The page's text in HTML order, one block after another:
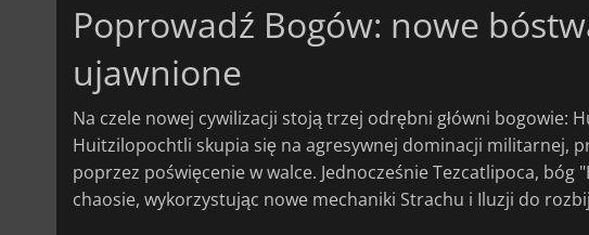
Poprowadź Bogów: nowe
ujawnione
Na czele nowej cywilizacji stoją trzej odrębni główni bogowie:
Huitzilopochtli skupia się na agresywnej dominacji militarnej,
poprzez poświęcenie w walce. Jednocześnie Tezcatlipoca, bóg
chaosie, wykorzystując nowe mechaniki Strachu i Iluzji do